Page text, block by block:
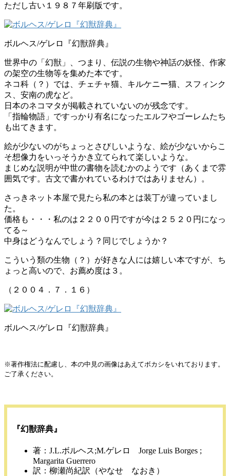
ただし古い１９８７年刷版です。
ボルヘス/ゲレロ『幻獣辞典』
世界中の「幻獣」、つまり、伝説の生物や神話の妖怪、作家
の架空の生物等を集めた本です。
ネコ科（？）では、チェチャ猫、キルケニー猫、スフィンク
ス、安南の虎など。
日本のネコマタが掲載されていないのが残念です。
「指輪物語」ですっかり有名になったエルフやゴーレムたち
も出てきます。
絵が少ないのがちょっとさびしいような、絵が少ないからこ
そ想像力をいっそうかき立てられて楽しいような。
まじめな説明が中世の書物を読むかのようです（あくまで雰
囲気です。古文で書かれているわけではありません）。
さっきネット本屋で見たら私の本とは装丁が違っていまし
た。
価格も・・・私のは２２００円ですが今は２５２０円になっ
てる～
中身はどうなんでしょう？同じでしょうか？
こういう類の生物（？）が好きな人には嬉しい本ですが、ち
ょっと高いので、お薦め度は３。
（２００４．７．１６）
ボルヘス/ゲレロ『幻獣辞典』
※著作権法に配慮し、本の中見の画像はあえてボカシをいれております。
ご了承ください。
『幻獣辞典』
著：J.L.ボルヘス;M.ゲレロ Jorge Luis Borges ;
Margarita Guerrero
訳：柳瀬尚紀訳（やなせ なおき）